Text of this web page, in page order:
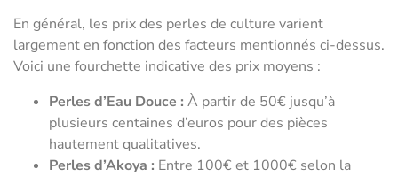
En général, les prix des perles de culture varient
largement en fonction des facteurs mentionnés ci-dessus.
Voici une fourchette indicative des prix moyens :
Perles d’Eau Douce : À partir de 50€ jusqu’à
plusieurs centaines d’euros pour des pièces
hautement qualitatives.
Perles d’Akoya : Entre 100€ et 1000€ selon la